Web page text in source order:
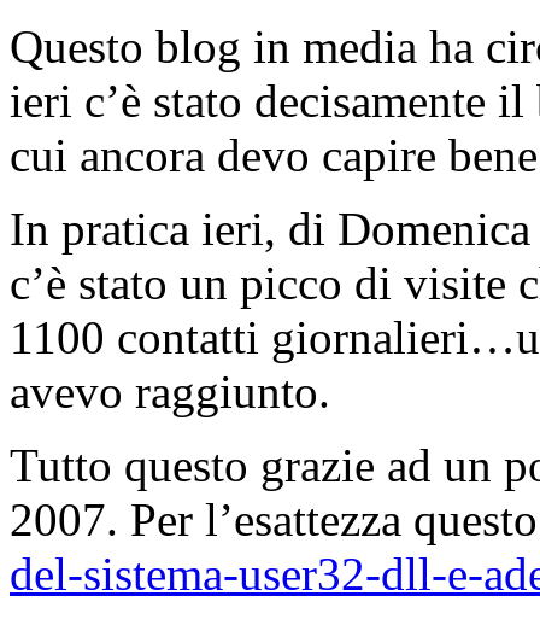
Questo blog in media ha
ieri c’è stato decisamente
cui ancora devo capire
In pratica ieri, di Domenica
c’è stato un picco di visite
1100 contatti
avevo raggiunto.
Tutto questo grazie ad un
2007. Per l’esattezza
del-sistema-user32-dll-e-